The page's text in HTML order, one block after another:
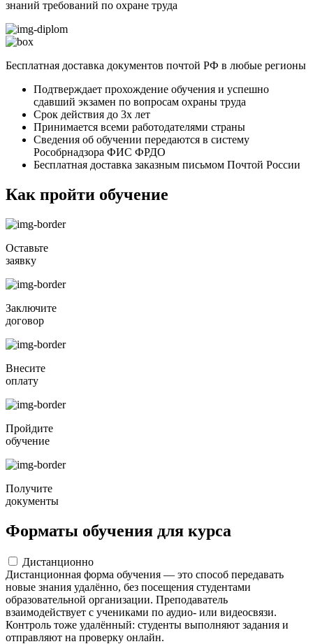
знаний требований по охране труда
Бесплатная доставка документов почтой РФ в любые регионы
Подтверждает прохождение обучения и успешно
сдавший экзамен по вопросам охраны труда
Срок действия до 3х лет
Принимается всеми работодателями страны
Сведения об обучении передаются в систему
Рособрнадзора ФИС ФРДО
Бесплатная доставка заказным письмом Почтой России
Как пройти обучение
Оставьте
заявку
Заключите
договор
Внесите
оплату
Пройдите
обучение
Получите
документы
Форматы обучения для курса
Дистанционно
Дистанционная форма обучения — это способ передавать
новые знания удалённо, без посещения студентами
образовательной организации. Преподаватель
взаимодействует с учениками по аудио- или видеосвязи.
Контроль тоже удалённый: студенты выполняют задания и
отправляют на проверку онлайн.